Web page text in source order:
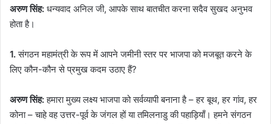
अरुण सिंह: धन्यवाद अनिल जी, आपके साथ बातचीत करना सदैव सुखद अनुभव
होता है।
1.संगठन महामंत्री के रूप में आपने जमीनी स्तर पर भाजपा को मजबूत करने के
लिए कौन-कौन से प्रमुख कदम उठाए हैं?
अरुण सिंह:हमारा मुख्य लक्ष्य भाजपा को सर्वव्यापी बनाना है – हर बूथ, हर गांव, हर
कोना – चाहे वह उत्तर-पूर्व के जंगल हों या तमिलनाडु की पहाड़ियाँ। हमने संगठन